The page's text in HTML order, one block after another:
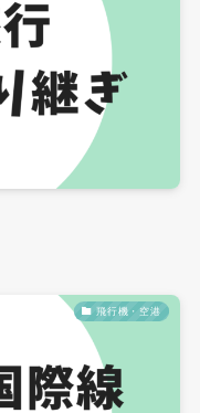
飛行機・空港